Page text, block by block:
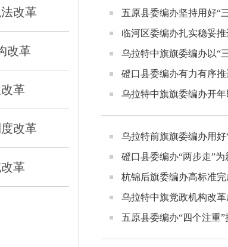
改革
改革
革
改革
革
五原县委编办坚持用好“
临河区委编办扎实稳妥
乌拉特中旗旗委编办以“
磴口县委编办有力有序
乌拉特中旗旗委编办开
乌拉特前旗旗委编办用
磴口县委编办“两步走”
杭锦后旗委编办高标准
乌拉特中旗党政机构改
五原县委编办“四个注重